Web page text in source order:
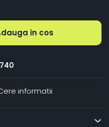
in cos
informatii